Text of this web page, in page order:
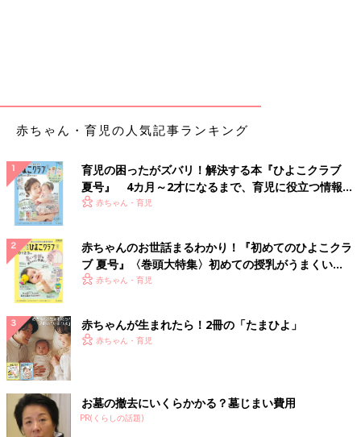
赤ちゃん・育児の人気記事ランキング
育児の困ったがズバリ！解決する本『ひよこクラブ
夏号』 4カ月～2才になるまで、育児に役立つ情報が
いっぱい！
赤ちゃん・育児
赤ちゃんのお世話まるわかり！『初めてのひよこクラ
ブ 夏号』〈巻頭大特集〉初めての授乳がうまくい
く！ おっぱい・ミルクの基本と夏のトラブル 解決テ
赤ちゃん・育児
赤ちゃんが生まれたら！2冊の「たまひよ」
赤ちゃん・育児
お墓の撤去にいくらかかる？墓じまい費用
PR(くらしの話題)